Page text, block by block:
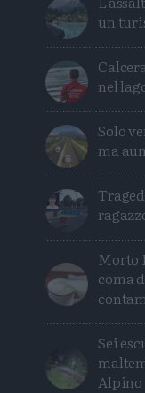
un
nel
Solo
ma
Morto
coma
Sei
Alpino